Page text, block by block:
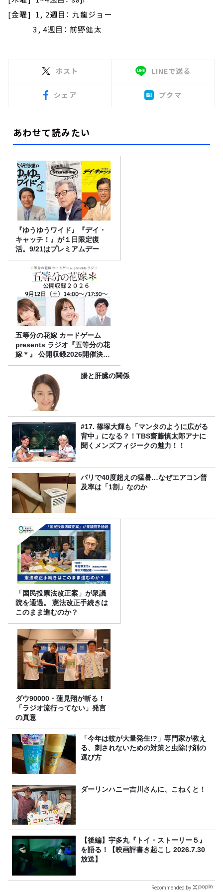
[金曜] 1, 2週目： 九龍ジョー
3, 4週目： 前野健太
ポスト LINEで送る
シェア ブクマ
あわせて読みたい
『ゆうゆうワイド』『デイ・
キャッチ！』が１日限定復
活。9/21はプレミアムデー
五等分の花嫁 カードゲーム
presents ラジオ『五等分の花
嫁＊』 公開収録2026開催決
定！
腸と肝臓の関係
#17. 篠塚大輝も「マンタのように広がる
背中」になる？！TBS齋藤慎太郎アナに
聞くメンズフィジークの魅力！！
パリで40度超えの猛暑…なぜエアコン普
及率は「1割」なのか
「国民投票法改正案」が衆議
院を通過。 憲法改正手続きは
このまま進むのか？
ダウ90000・蓮見翔が斬る！
「ラジオ流行ってない」発言
の真意
「今年は蚊が大量発生!?」専門家が教え
る、刺されないための対策と虫除け剤の
選び方
ダーリンハニー吉川さんに、こねくと！
【後編】宇多丸『トイ・ストーリー５』
を語る！【映画評書き起こし 2026.7.30
放送】
Recommended by